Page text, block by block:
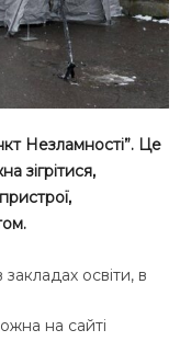
Незламності”. Це
зігрітися,
освіти, в
на сайті